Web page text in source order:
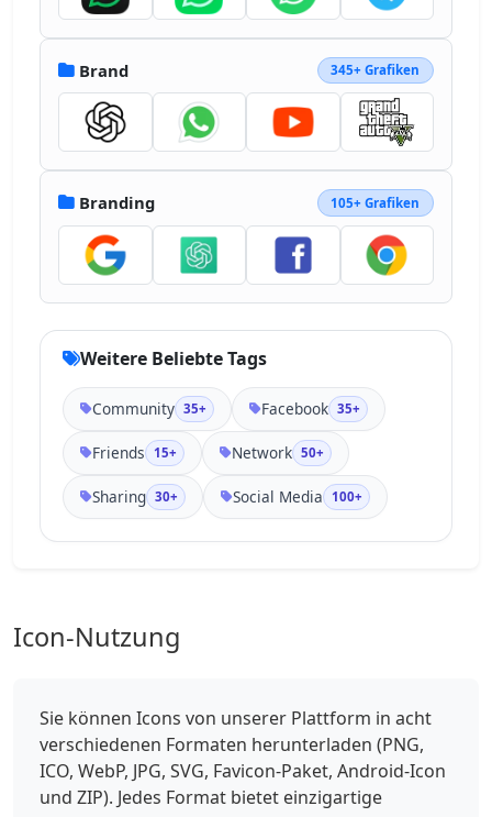
Brand 345+ Grafiken
Branding 105+ Grafiken
Weitere Beliebte Tags
Community 35+ Facebook 35+
Friends 15+ Network 50+
Sharing 30+ Social Media 100+
Icon-Nutzung
Sie können Icons von unserer Plattform in acht
verschiedenen Formaten herunterladen (PNG,
ICO, WebP, JPG, SVG, Favicon-Paket, Android-Icon
und ZIP). Jedes Format bietet einzigartige